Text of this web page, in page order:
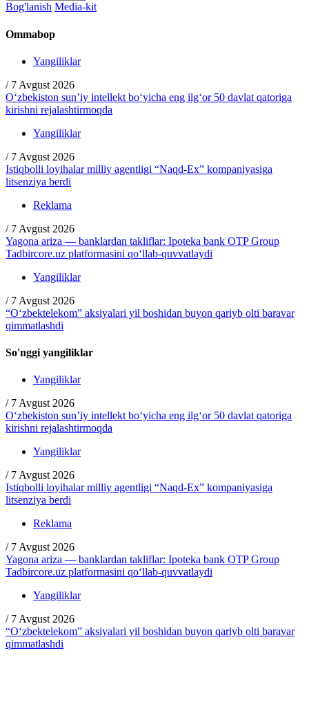
Bog'lanish Media-kit
Ommabop
Yangiliklar
/ 7 Avgust 2026
O‘zbekiston sun’iy intellekt bo‘yicha eng ilg‘or 50 davlat qatoriga
kirishni rejalashtirmoqda
Yangiliklar
/ 7 Avgust 2026
Istiqbolli loyihalar milliy agentligi “Naqd-Ex” kompaniyasiga
litsenziya berdi
Reklama
/ 7 Avgust 2026
Yagona ariza — banklardan takliflar: Ipoteka bank OTP Group
Tadbircore.uz platformasini qo‘llab-quvvatlaydi
Yangiliklar
/ 7 Avgust 2026
“O‘zbektelekom” aksiyalari yil boshidan buyon qariyb olti baravar
qimmatlashdi
So'nggi yangiliklar
Yangiliklar
/ 7 Avgust 2026
O‘zbekiston sun’iy intellekt bo‘yicha eng ilg‘or 50 davlat qatoriga
kirishni rejalashtirmoqda
Yangiliklar
/ 7 Avgust 2026
Istiqbolli loyihalar milliy agentligi “Naqd-Ex” kompaniyasiga
litsenziya berdi
Reklama
/ 7 Avgust 2026
Yagona ariza — banklardan takliflar: Ipoteka bank OTP Group
Tadbircore.uz platformasini qo‘llab-quvvatlaydi
Yangiliklar
/ 7 Avgust 2026
“O‘zbektelekom” aksiyalari yil boshidan buyon qariyb olti baravar
qimmatlashdi